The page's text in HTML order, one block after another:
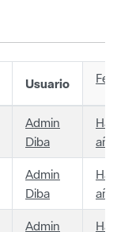
Usuario
Admin
Diba
Admin
Diba
Admin